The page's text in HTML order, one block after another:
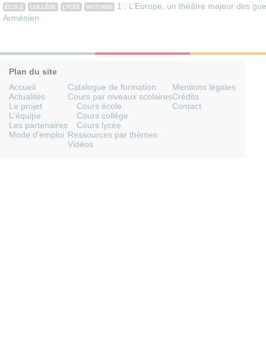
ÉCOLE COLLÈGE LYCÉE HISTOIRE
1 : L’Europe, un théâtre majeur des
Arménien
Plan du site
Accueil
Actualités
Le projet
L'équipe
Les partenaires
Mode d'emploi
Catalogue de formation
Cours par niveaux scolaires
Cours école
Cours collège
Cours lycée
Ressources par thèmes
Vidéos
Mentions légales
Crédits
Contact